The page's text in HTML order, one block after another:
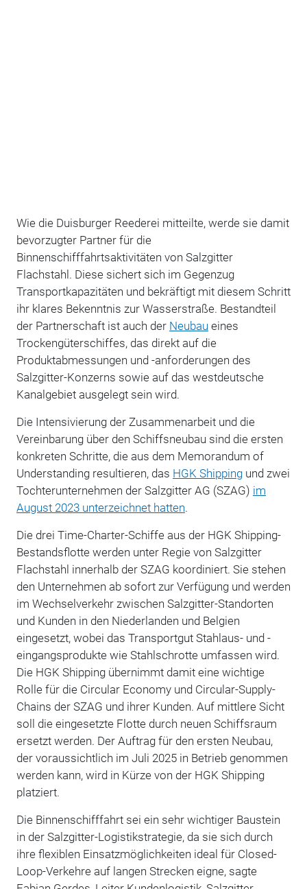
Wie die Duisburger Reederei mitteilte, werde sie damit
bevorzugter Partner für die
Binnenschifffahrtsaktivitäten von Salzgitter
Flachstahl. Diese sichert sich im Gegenzug
Transportkapazitäten und bekräftigt mit diesem Schritt
ihr klares Bekenntnis zur Wasserstraße. Bestandteil
der Partnerschaft ist auch der Neubau eines
Trockengüterschiffes, das direkt auf die
Produktabmessungen und -anforderungen des
Salzgitter-Konzerns sowie auf das westdeutsche
Kanalgebiet ausgelegt sein wird.
Die Intensivierung der Zusammenarbeit und die
Vereinbarung über den Schiffsneubau sind die ersten
konkreten Schritte, die aus dem Memorandum of
Understanding resultieren, das HGK Shippingund zwei
Tochterunternehmen der Salzgitter AG (SZAG) im
August 2023 unterzeichnet hatten.
Die drei Time-Charter-Schiffe aus der HGK Shipping-
Bestandsflotte werden unter Regie von Salzgitter
Flachstahl innerhalb der SZAG koordiniert. Sie stehen
den Unternehmen ab sofort zur Verfügung und werden
im Wechselverkehr zwischen Salzgitter-Standorten
und Kunden in den Niederlanden und Belgien
eingesetzt, wobei das Transportgut Stahlaus- und -
eingangsprodukte wie Stahlschrotte umfassen wird.
Die HGK Shipping übernimmt damit eine wichtige
Rolle für die Circular Economy und Circular-Supply-
Chains der SZAG und ihrer Kunden. Auf mittlere Sicht
soll die eingesetzte Flotte durch neuen Schiffsraum
ersetzt werden. Der Auftrag für den ersten Neubau,
der voraussichtlich im Juli 2025 in Betrieb genommen
werden kann, wird in Kürze von der HGK Shipping
platziert.
Die Binnenschifffahrt sei ein sehr wichtiger Baustein
in der Salzgitter-Logistikstrategie, da sie sich durch
ihre flexiblen Einsatzmöglichkeiten ideal für Closed-
Loop-Verkehre auf langen Strecken eigne, sagte